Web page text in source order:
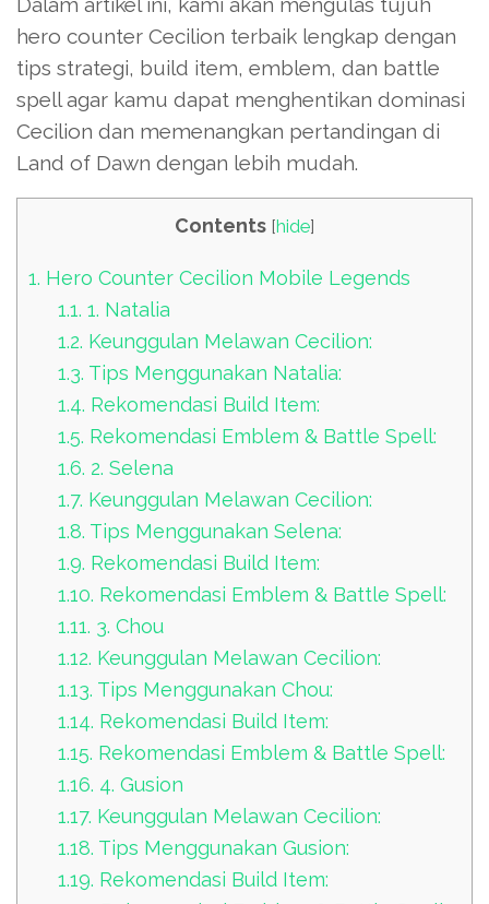
hero counter Cecilion terbaik lengkap dengan
tips strategi, build item, emblem, dan battle
spell agar kamu dapat menghentikan dominasi
Cecilion dan memenangkan pertandingan di
Land of Dawn dengan lebih mudah.
Contents [hide]
1. Hero Counter Cecilion Mobile Legends
1.1. 1. Natalia
1.2. Keunggulan Melawan Cecilion:
1.3. Tips Menggunakan Natalia:
1.4. Rekomendasi Build Item:
1.5. Rekomendasi Emblem & Battle Spell:
1.6. 2. Selena
1.7. Keunggulan Melawan Cecilion:
1.8. Tips Menggunakan Selena:
1.9. Rekomendasi Build Item:
1.10. Rekomendasi Emblem & Battle Spell:
1.11. 3. Chou
1.12. Keunggulan Melawan Cecilion:
1.13. Tips Menggunakan Chou:
1.14. Rekomendasi Build Item:
1.15. Rekomendasi Emblem & Battle Spell:
1.16. 4. Gusion
1.17. Keunggulan Melawan Cecilion:
1.18. Tips Menggunakan Gusion:
1.19. Rekomendasi Build Item: